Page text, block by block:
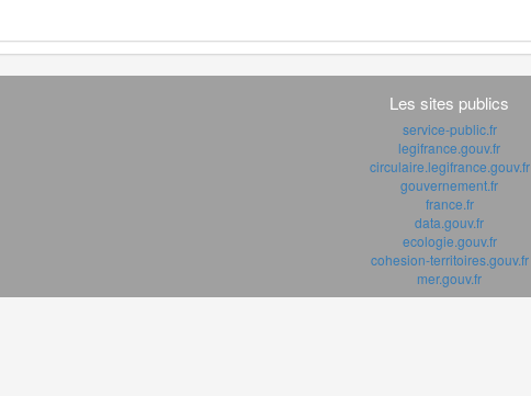
Les sites publics
service-public.fr
legifrance.gouv.fr
circulaire.legifrance.gouv.fr
gouvernement.fr
france.fr
data.gouv.fr
ecologie.gouv.fr
cohesion-territoires.gouv.fr
mer.gouv.fr